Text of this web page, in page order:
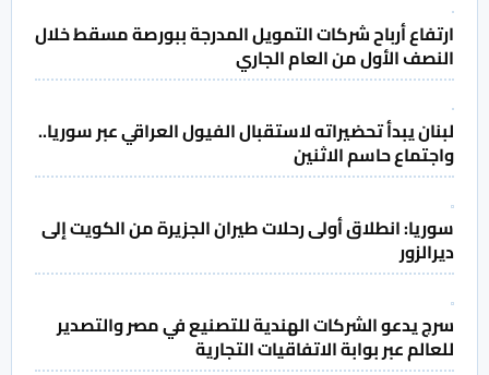
ارتفاع أرباح شركات التمويل المدرجة ببورصة مسقط خلال
النصف الأول من العام الجاري
لبنان يبدأ تحضيراته لاستقبال الفيول العراقي عبر سوريا..
واجتماع حاسم الاثنين
سوريا: انطلاق أولى رحلات طيران الجزيرة من الكويت إلى
ديرالزور
سرج يدعو الشركات الهندية للتصنيع في مصر والتصدير
للعالم عبر بوابة الاتفاقيات التجارية